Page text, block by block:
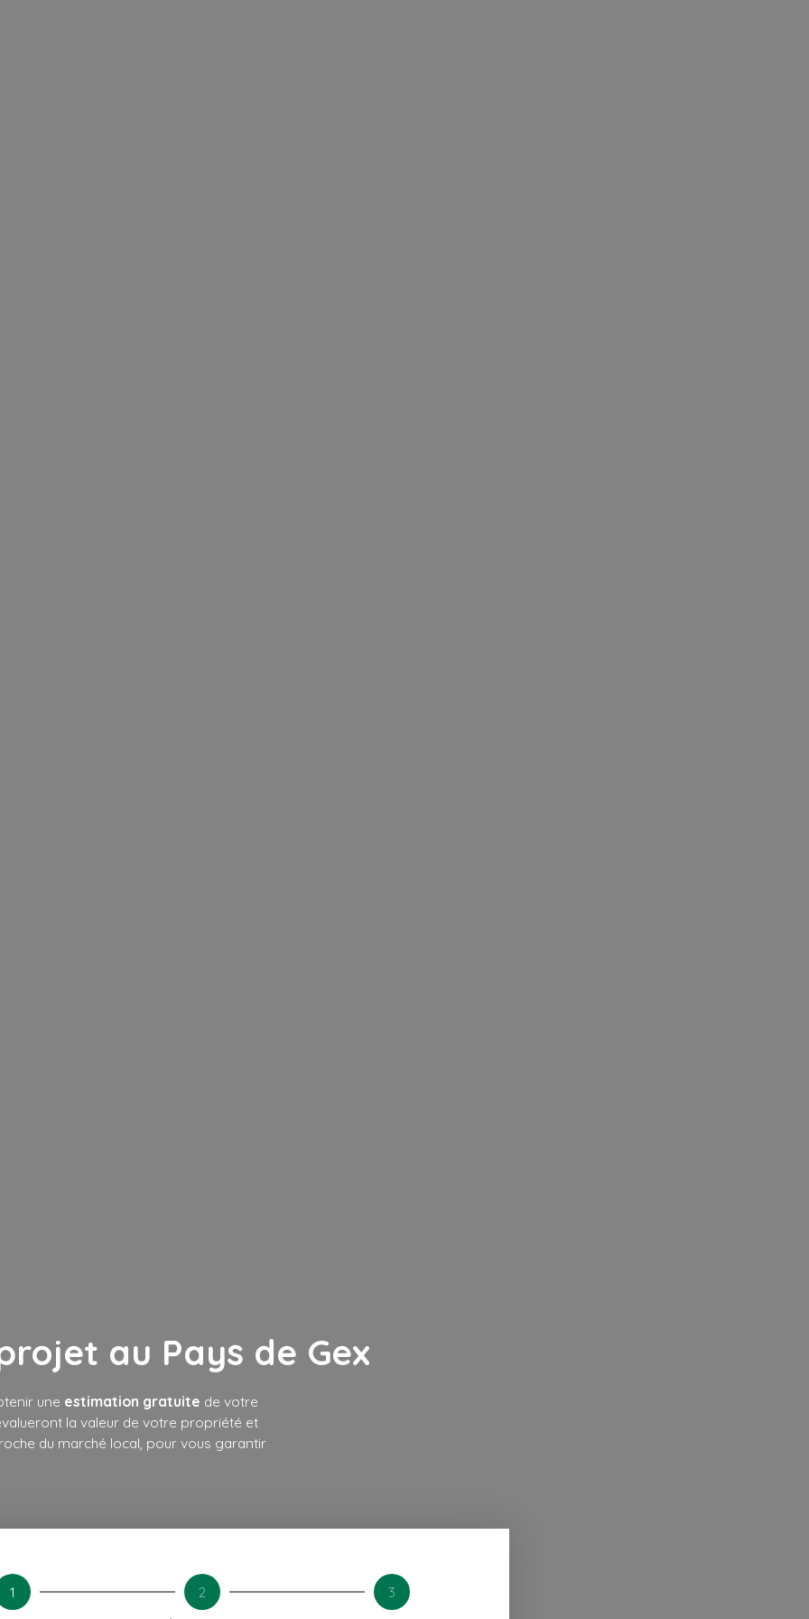
au Pays de Gex
une estimation gratuite de votre
la valeur de votre propriété et
du marché local, pour vous garantir
1
2
3